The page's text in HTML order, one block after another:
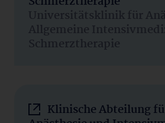
Universitätsklinik für
Allgemeine
Schmerztherapie
Klinische Abteilung